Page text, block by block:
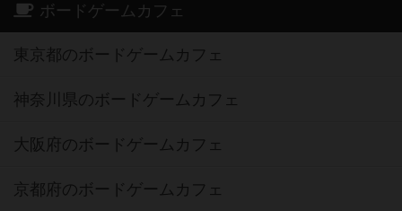
ボードゲームカフェ
東京都のボードゲームカフェ
神奈川県のボードゲームカフェ
大阪府のボードゲームカフェ
京都府のボードゲームカフェ